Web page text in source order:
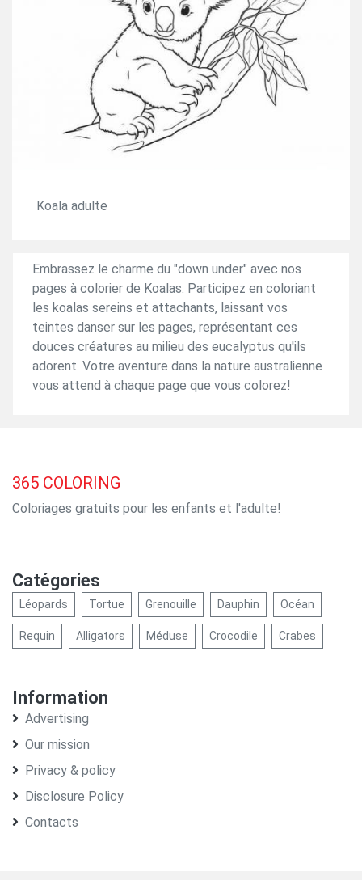
Koala adulte
Embrassez le charme du "down under" avec nos
pages à colorier de Koalas. Participez en coloriant
les koalas sereins et attachants, laissant vos
teintes danser sur les pages, représentant ces
douces créatures au milieu des eucalyptus qu'ils
adorent. Votre aventure dans la nature australienne
vous attend à chaque page que vous colorez!
365 COLORING
Coloriages gratuits pour les enfants et l'adulte!
Catégories
Léopards Tortue Grenouille Dauphin Océan
Requin Alligators Méduse Crocodile Crabes
Information
Advertising
Our mission
Privacy & policy
Disclosure Policy
Contacts